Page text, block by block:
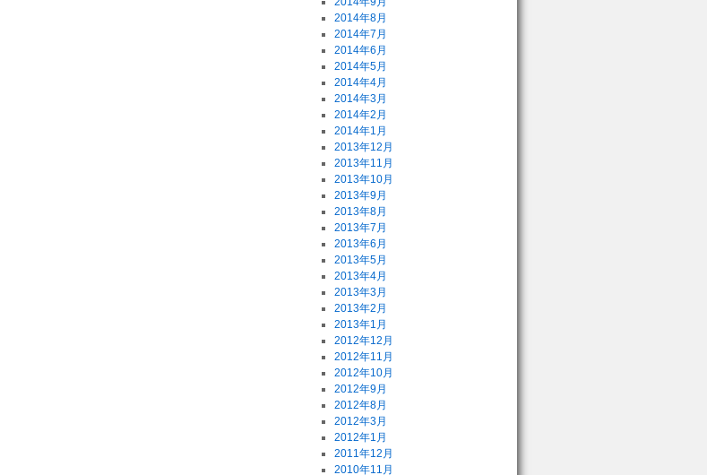
2014年8月
2014年7月
2014年6月
2014年5月
2014年4月
2014年3月
2014年2月
2014年1月
2013年12月
2013年11月
2013年10月
2013年9月
2013年8月
2013年7月
2013年6月
2013年5月
2013年4月
2013年3月
2013年2月
2013年1月
2012年12月
2012年11月
2012年10月
2012年9月
2012年8月
2012年3月
2012年1月
2011年12月
2010年11月